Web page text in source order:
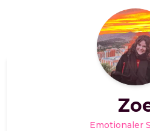
Emotionaler